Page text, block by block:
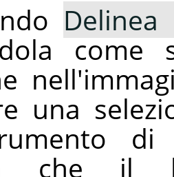
Delinea
come
una
di
che il